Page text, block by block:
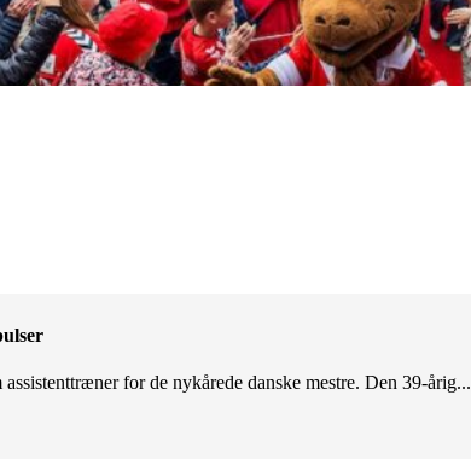
for de nykårede danske mestre. Den 39-årig...